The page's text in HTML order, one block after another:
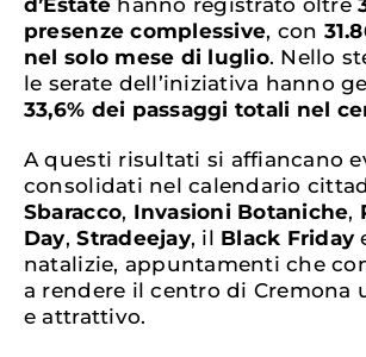
presenze complessive, con
nel solo mese di luglio. Nello
le serate dell’iniziativa hanno
33,6% dei passaggi totali nel
A questi risultati si affiancano
consolidati nel calendario
Sbaracco, Invasioni Botaniche,
Day,Stradeejay, il Black Friday
natalizie, appuntamenti che
a rendere il centro di Cremona
e attrattivo.